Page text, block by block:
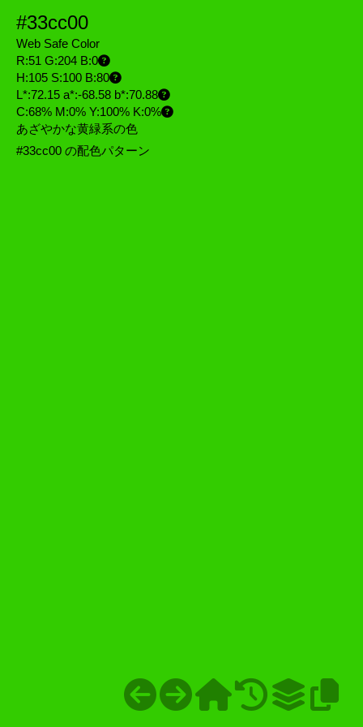
#33cc00
Web Safe Color
R:51 G:204 B:0
H:105 S:100 B:80
L*:72.15 a*:-68.58 b*:70.88
C:68% M:0% Y:100% K:0%
あざやかな黄緑系の色
#33cc00 の配色パターン